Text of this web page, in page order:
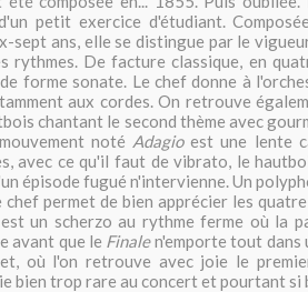
petit exercice d'étudiant.
sept ans, elle se distingue par le
rythmes. De facture classique, en
forme sonate. Le chef donne à
aux cordes. On retrouve
chantant le second thème avec
noté Adagioest une lente
avec ce qu'il faut de vibrato, le
épisode fugué n'intervienne. Un
permet de bien apprécier les
un scherzo au rythme ferme où la
avant que le Finalen'emporte tout dans
où l'on retrouve avec joie le
bien trop rare au concert et pourtant si